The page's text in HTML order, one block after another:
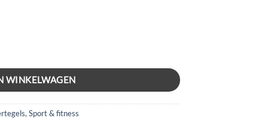
WINKELWAGEN
,Sport & fitness